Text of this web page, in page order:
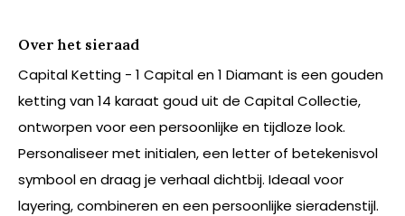
Over het sieraad
Capital Ketting - 1 Capital en 1 Diamant is een gouden
ketting van 14 karaat goud uit de Capital Collectie,
ontworpen voor een persoonlijke en tijdloze look.
Personaliseer met initialen, een letter of betekenisvol
symbool en draag je verhaal dichtbij. Ideaal voor
layering, combineren en een persoonlijke sieradenstijl.